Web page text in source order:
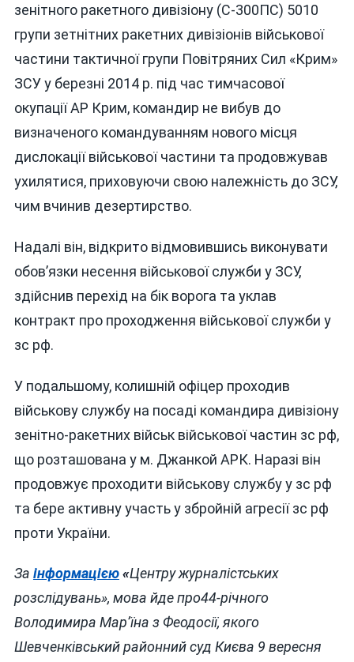
зенітного ракетного дивізіону (С-300ПС) 5010
групи зетнітних ракетних дивізіонів військової
частини тактичної групи Повітряних Сил «Крим»
ЗСУ у березні 2014 р. під час тимчасової
окупації АР Крим, командир не вибув до
визначеного командуванням нового місця
дислокації військової частини та продовжував
ухилятися, приховуючи свою належність до ЗСУ,
чим вчинив дезертирство.
Надалі він, відкрито відмовившись виконувати
обов’язки несення військової служби у ЗСУ,
здійснив перехід на бік ворога та уклав
контракт про проходження військової служби у
зс рф.
У подальшому, колишній офіцер проходив
військову службу на посаді командира дивізіону
зенітно-ракетних військ військової частин зс рф,
що розташована у м. Джанкой АРК. Наразі він
продовжує проходити військову службу у зс рф
та бере активну участь у збройній агресії зс рф
проти України.
За інформацією«Центру журналістських
розслідувань», мова йде про44-річного
Володимира Мар’їна з Феодосії, якого
Шевченківський районний суд Києва 9 вересня